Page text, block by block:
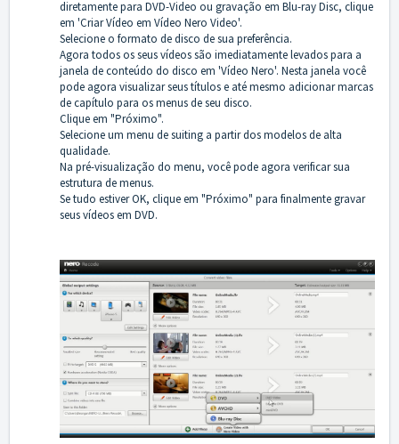
diretamente para DVD-Video ou gravação em Blu-ray Disc, clique
em 'Criar Vídeo em Vídeo Nero Video'.
Selecione o formato de disco de sua preferência.
Agora todos os seus vídeos são imediatamente levados para a
janela de conteúdo do disco em 'Vídeo Nero'. Nesta janela você
pode agora visualizar seus títulos e até mesmo adicionar marcas
de capítulo para os menus de seu disco.
Clique em "Próximo".
Selecione um menu de suiting a partir dos modelos de alta
qualidade.
Na pré-visualização do menu, você pode agora verificar sua
estrutura de menus.
Se tudo estiver OK, clique em "Próximo" para finalmente gravar
seus vídeos em DVD.